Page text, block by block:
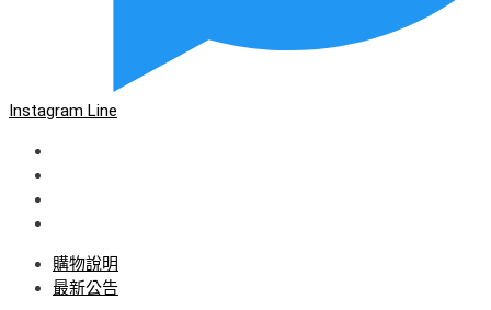
Instagram Line
購物說明
最新公告